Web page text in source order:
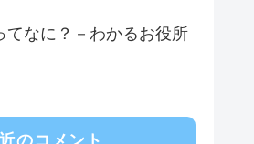
てなに？－わかるお役所
のコメント